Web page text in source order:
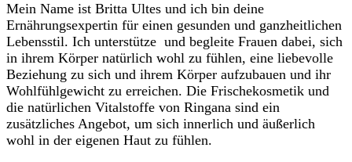
Mein Name ist Britta Ultes und ich bin deine
Ernährungsexpertin für einen gesunden und ganzheitlichen
Lebensstil. Ich unterstütze und begleite Frauen dabei, sich
in ihrem Körper natürlich wohl zu fühlen, eine liebevolle
Beziehung zu sich und ihrem Körper aufzubauen und ihr
Wohlfühlgewicht zu erreichen. Die Frischekosmetik und
die natürlichen Vitalstoffe von Ringana sind ein
zusätzliches Angebot, um sich innerlich und äußerlich
wohl in der eigenen Haut zu fühlen.